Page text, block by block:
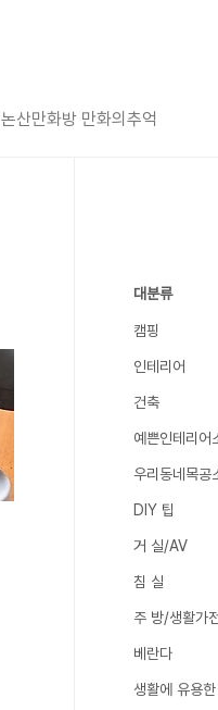
논산만화방 만화의추억
대분류
캠핑
인테리어
건축
예쁜인테리어
우리동네목공
DIY 팁
거 실/AV
침 실
주 방/생활가
베란다
생활에 유용한